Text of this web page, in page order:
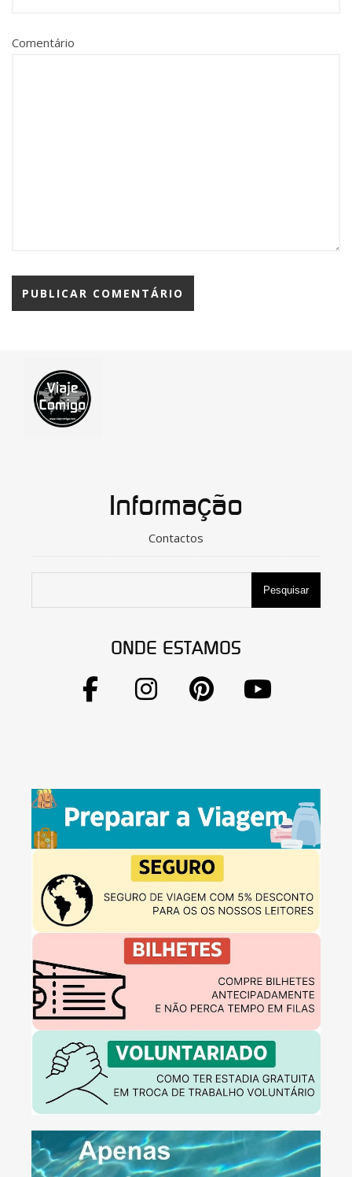
Comentário
Informação
Contactos
Pesquisar
ONDE ESTAMOS